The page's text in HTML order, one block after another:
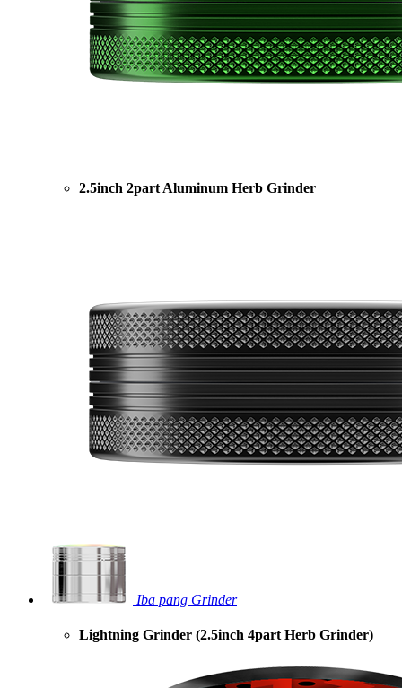
2.5inch 2part Aluminum Herb Grinder
Iba pang Grinder
Lightning Grinder (2.5inch 4part Herb Grinder)